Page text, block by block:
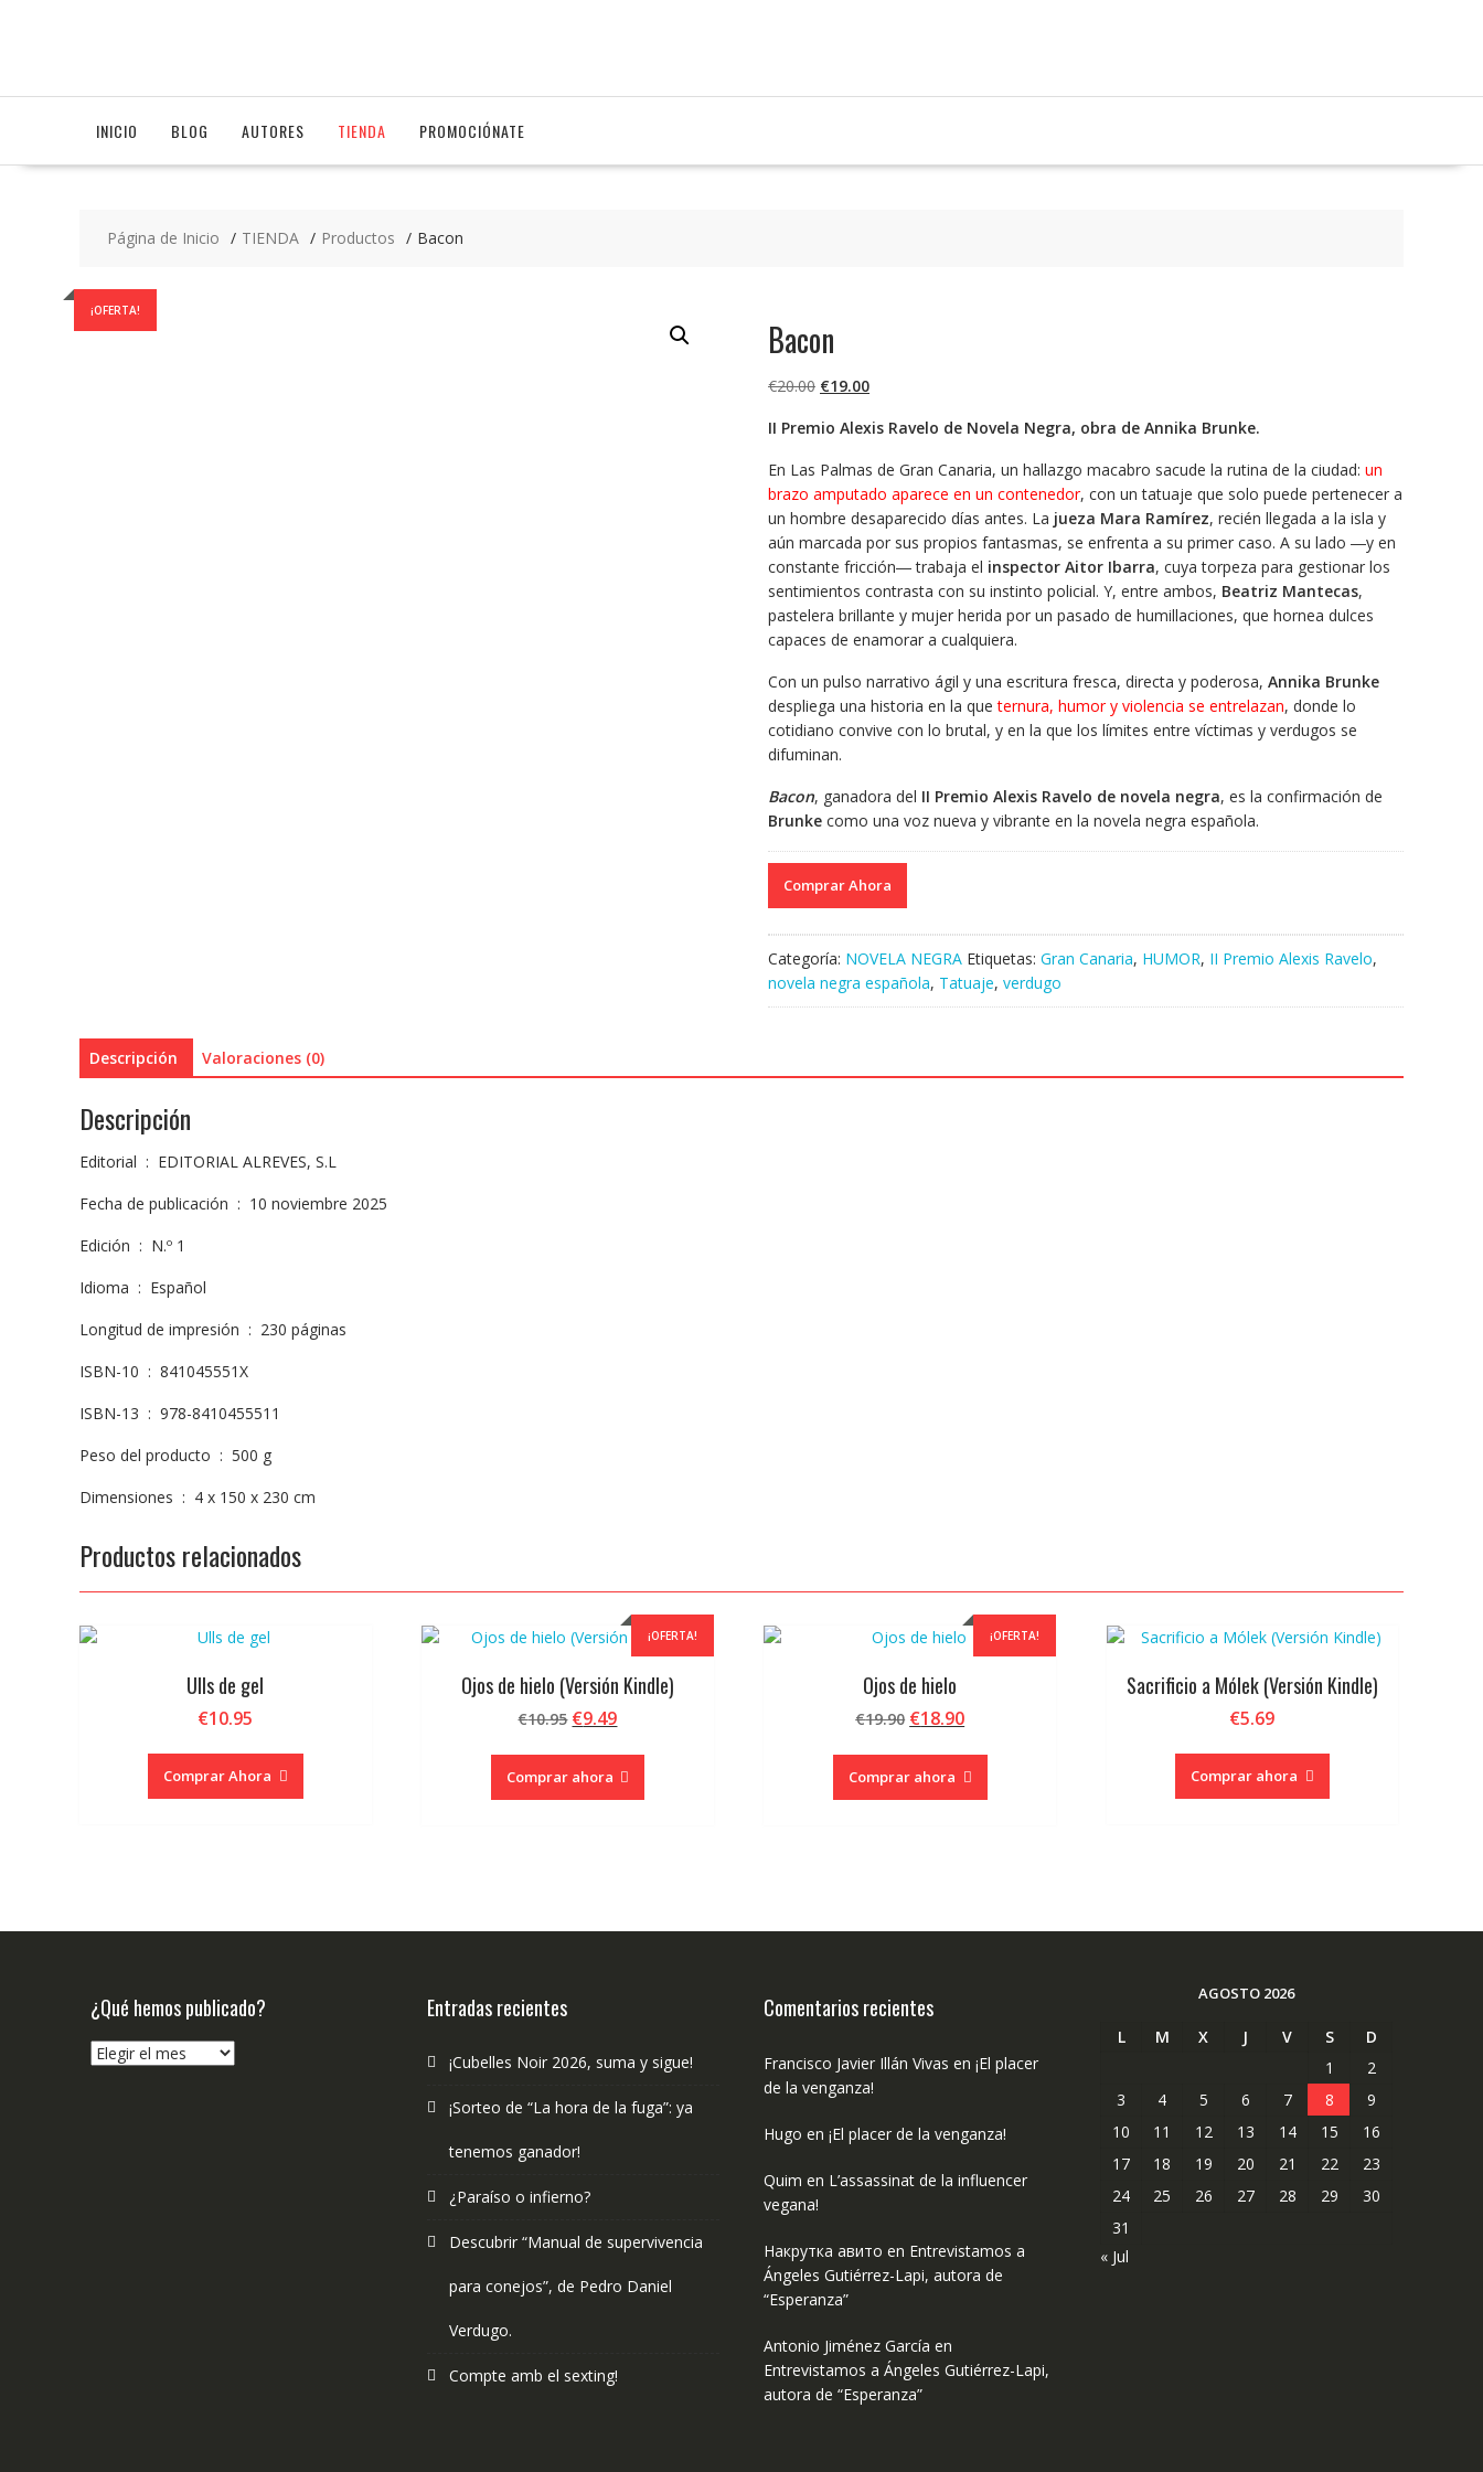
INICIO BLOG AUTORES TIENDA PROMOCIÓNATE
Página de Inicio TIENDA Productos Bacon
¡OFERTA!
Bacon
€20.00 El
original
€20.00.
€19.00El
actual
€19.00.
II Premio Alexis Ravelo de Novela Negra, obra de Annika Brunke.
En Las Palmas de Gran Canaria, un hallazgo macabro sacude la rutina de la ciudad: un
brazo amputado aparece en un contenedor, con un tatuaje que solo puede pertenecer a
un hombre desaparecido días antes. La jueza Mara Ramírez, recién llegada a la isla y
aún marcada por sus propios fantasmas, se enfrenta a su primer caso. A su lado ―y en
constante fricción― trabaja el inspector Aitor Ibarra, cuya torpeza para gestionar los
sentimientos contrasta con su instinto policial. Y, entre ambos, Beatriz Mantecas,
pastelera brillante y mujer herida por un pasado de humillaciones, que hornea dulces
capaces de enamorar a cualquiera.
Con un pulso narrativo ágil y una escritura fresca, directa y poderosa, Annika Brunke
despliega una historia en la queternura, humor y violencia se entrelazan, donde lo
cotidiano convive con lo brutal, y en la que los límites entre víctimas y verdugos se
difuminan.
Bacon, ganadora del II Premio Alexis Ravelo de novela negra, es la confirmación de
Brunke como una voz nueva y vibrante en la novela negra española.
Comprar Ahora
Categoría: NOVELA NEGRA Etiquetas: Gran Canaria, HUMOR, II Premio Alexis Ravelo,
novela negra española, Tatuaje, verdugo
Descripción Valoraciones (0)
Descripción
Editorial ‏ : ‎ EDITORIAL ALREVES, S.L
Fecha de publicación ‏ : ‎ 10 noviembre 2025
Edición ‏ : ‎ N.º 1
Idioma ‏ : ‎ Español
Longitud de impresión ‏ : ‎ 230 páginas
ISBN-10 ‏ : ‎ 841045551X
ISBN-13 ‏ : ‎ 978-8410455511
Peso del producto ‏ : ‎ 500 g
Dimensiones ‏ : ‎ 4 x 150 x 230 cm
Productos relacionados
Ulls de gel
€10.95
Comprar Ahora
¡OFERTA!
Ojos de hielo (Versión Kindle)
€10.95 El
original
era:
€9.49El
actual
es:
Comprar ahora
¡OFERTA!
Ojos de hielo
€19.90 El
original
era:
€18.90El
actual
es:
Comprar ahora
Sacrificio a Mólek (Versión Kindle)
€5.69
Comprar ahora
¿Qué hemos publicado?
¿Qué
Entradas recientes
¡Cubelles Noir 2026, suma y sigue!
¡Sorteo de “La hora de la fuga”: ya
tenemos ganador!
¿Paraíso o infierno?
Descubrir “Manual de supervivencia
para conejos”, de Pedro Daniel
Verdugo.
Compte amb el sexting!
Comentarios recientes
Francisco Javier Illán Vivas en ¡El placer
de la venganza!
Hugo en ¡El placer de la venganza!
Quim en L’assassinat de la influencer
vegana!
Накрутка авито en Entrevistamos a
Ángeles Gutiérrez-Lapi, autora de
“Esperanza”
Antonio Jiménez García en
Entrevistamos a Ángeles Gutiérrez-Lapi,
autora de “Esperanza”
AGOSTO 2026
L M X J V S
D
1
2
3
4 5 6 7 8
9
10
11 12 13 14 15
16
17
18 19 20 21 22
23
24
25 26 27 28 29
30
31
« Jul